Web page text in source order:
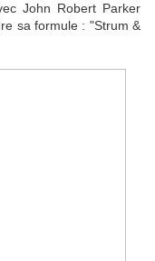
John Robert Parker
sa formule : "Strum &